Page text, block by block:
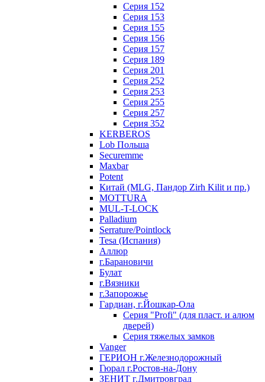
Серия 152
Серия 153
Серия 155
Серия 156
Серия 157
Серия 189
Серия 201
Серия 252
Серия 253
Серия 255
Серия 257
Серия 352
KERBEROS
Lob Польша
Securemme
Maxbar
Potent
Китай (MLG, Пандор Zirh Kilit и пр.)
MOTTURA
MUL-T-LOCK
Palladium
Serrature/Pointlock
Tesa (Испания)
Аллюр
г.Барановичи
Булат
г.Вязники
г.Запорожье
Гардиан, г.Йошкар-Ола
Серия "Profi" (для пласт. и алюм
дверей)
Серия тяжелых замков
Vanger
ГЕРИОН г.Железнодорожный
Гюрал г.Ростов-на-Дону
ЗЕНИТ г.Дмитровград